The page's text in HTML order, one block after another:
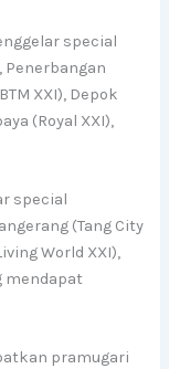
special
Penerbangan
XXI), Depok
(Royal XXI),
special
(Tang City
World XXI),
mendapat
pramugari